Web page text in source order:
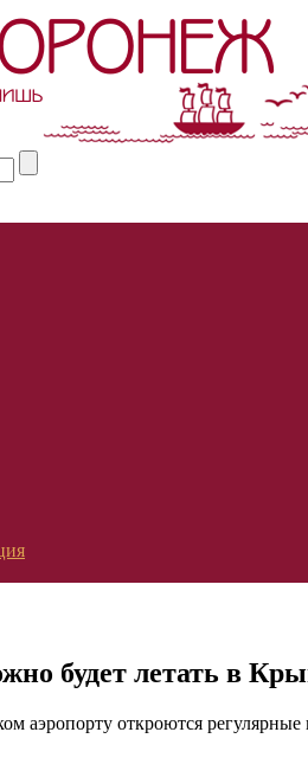
будет летать в
откроются регулярные